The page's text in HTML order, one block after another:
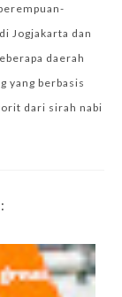
Jogjakarta dan
daerah
yang berbasis
dari sirah nabi